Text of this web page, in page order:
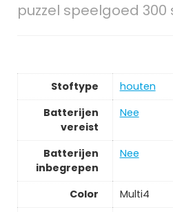
puzzel speelgoed 300
Stoftype
‎houten
Batterijen
vereist
‎Nee
Batterijen
inbegrepen
‎Nee
Color
‎Multi4